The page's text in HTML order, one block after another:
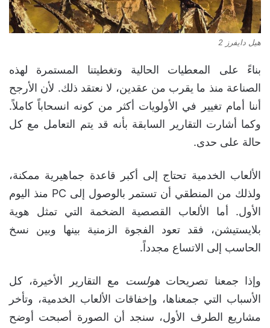
هيل دايفرز 2
بناءً على المعطيات الحالية وتغطيتنا المستمرة لهذه
الصناعة منذ ما يقرب من عقدين، لا نعتقد ذلك. لأن الأرجح
أننا أمام تغيير في الأولويات أكثر من كونه انسحاباً كاملاً.
وكما أشارت التقارير السابقة بأنه قد يتم التعامل مع كل
حالة على حدى.
الألعاب الخدمية تحتاج إلى أكبر قاعدة جماهيرية ممكنة،
ولذلك من المنطقي أن تستمر بالوصول إلى PC منذ اليوم
الأول. أما الألعاب القصصية الضخمة التي تمثل هوية
بلايستيشن، فقد تعود الفجوة الزمنية بينها وبين نسخ
الحاسب إلى الاتساع مجدداً.
وإذا جمعنا تصريحات هولست مع التقارير الأخيرة، كل
الأسباب التي جمعناها، وإخفاقات الألعاب الخدمية، وتأخر
مشاريع الطرف الأول، سنجد أن الصورة أصبحت أوضح